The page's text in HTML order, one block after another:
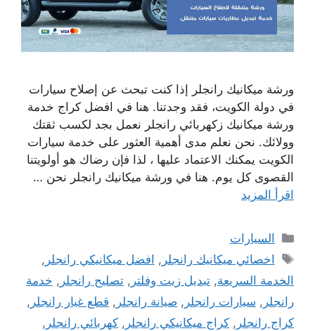
ورشة ميكانيك رانجلر إذا كنت تبحث عن إصلاح سيارات
في دولة الكويت، فقد وجدتنا. هنا في افضل كراج خدمة
ورشة ميكانيك زكهربائي رانجلر نعمل بجد لكسب ثقتك
وولائك. نحن نعلم مدى أهمية العثور على خدمة سيارات
الكويت يمكنك الاعتماد عليها ، لذا فإن رضاك ​​هو أولويتنا
القصوى كل يوم. هنا في ورشة ميكانيك رانجلر نحن …
اقرأ المزيد
التصنيفات
السيارات
الوسوم
اخصائي ميكانيك رانجلر , افضل ميكانيكي رانجلر ,
الخدمة السريعة, تبديل زيت وفلتر , تصليح رانجلر , خدمة
رانجلر , سيارات رانجلر , صيانة رانجلر , قطع غيار رانجلر ,
كراج رانجلر , كراج ميكانيكي رانجلر , كهربائي رانجلر ,